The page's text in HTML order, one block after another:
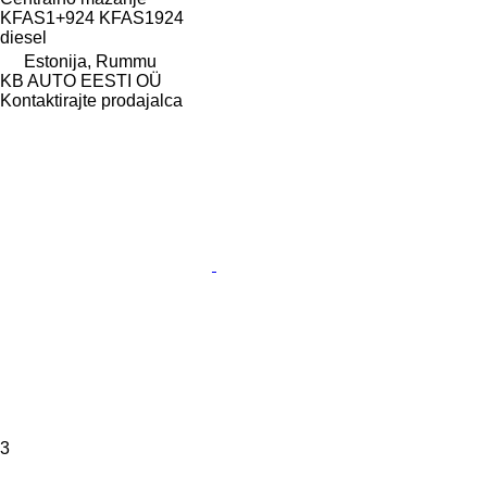
KFAS1+924 KFAS1924
diesel
Estonija, Rummu
KB AUTO EESTI OÜ
Kontaktirajte prodajalca
3